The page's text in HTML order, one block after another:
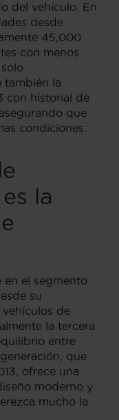
del vehículo. En
desde
45,000
con menos
también la
con historial de
que
condiciones.
la
en el segmento
su
de
la tercera
entre
que
ofrece una
moderno y
mucho la